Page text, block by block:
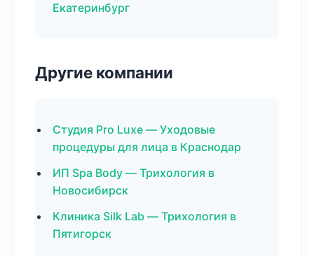
Екатеринбург
Другие компании
Студия Pro Luxe — Уходовые
процедуры для лица в Краснодар
ИП Spa Body — Трихология в
Новосибирск
Клиника Silk Lab — Трихология в
Пятигорск